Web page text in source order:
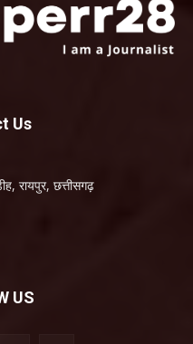
Us
रायपुर, छत्तीसगढ़
US